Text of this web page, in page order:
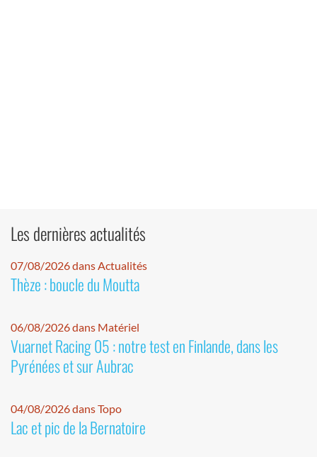
Les dernières actualités
07/08/2026 dans Actualités
Thèze : boucle du Moutta
06/08/2026 dans Matériel
Vuarnet Racing 05 : notre test en Finlande, dans les
Pyrénées et sur Aubrac
04/08/2026 dans Topo
Lac et pic de la Bernatoire